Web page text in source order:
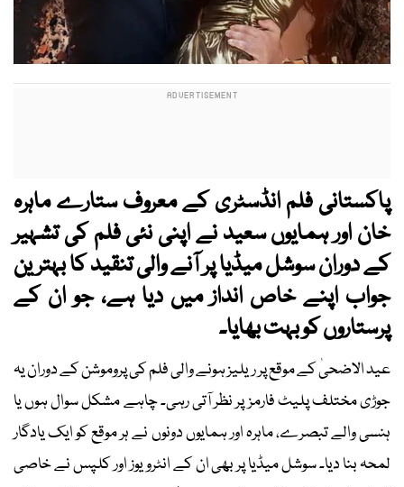
پاکستانی فلم انڈسٹری کے معروف ستارے ماہرہ
خان اور ہمایوں سعید نے اپنی نئی فلم کی تشہیر
کے دوران سوشل میڈیا پر آنے والی تنقید کا بہترین
جواب اپنے خاص انداز میں دیا ہے، جو ان کے
پرستاروں کو بہت بھایا۔
عید الاضحیٰ کے موقع پر ریلیز ہونے والی فلم کی پروموشن کے دوران یہ
جوڑی مختلف پلیٹ فارمز پر نظر آتی رہی۔ چاہے مشکل سوال ہوں یا
ہنسی والے تبصرے، ماہرہ اور ہمایوں دونوں نے ہر موقع کو ایک یادگار
لمحہ بنا دیا۔ سوشل میڈیا پر بھی ان کے انٹرویوز اور کلپس نے خاصی